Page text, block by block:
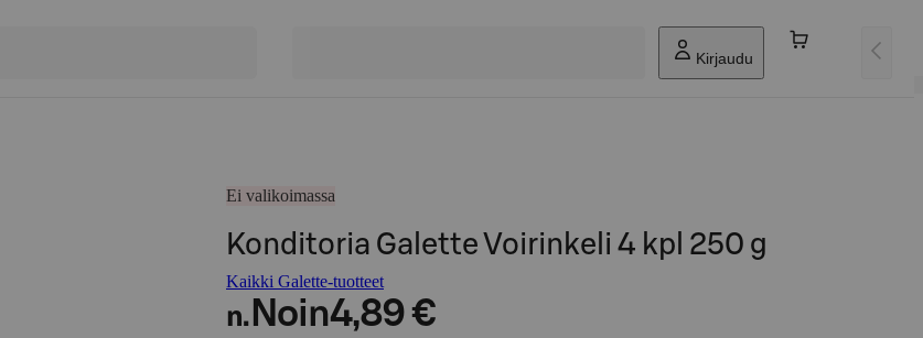
Kirjaudu
Ei valikoimassa
Konditoria Galette Voirinkeli 4 kpl 250 g
Kaikki Galette-tuotteet
n. Noin4,89 €